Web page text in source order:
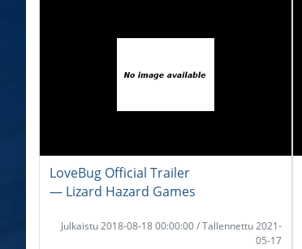
LoveBug Official Trailer
― Lizard Hazard Games
Julkaistu 2018-08-18 00:00:00 / Tallennettu 2021-
05-17